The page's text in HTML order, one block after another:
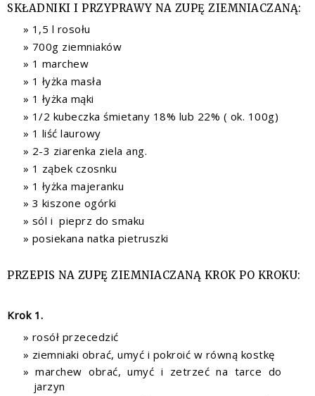
SKŁADNIKI I PRZYPRAWY NA ZUPĘ ZIEMNIACZANĄ:
1,5 l rosołu
700g ziemniaków
1 marchew
1 łyżka masła
1 łyżka mąki
1/2 kubeczka śmietany 18% lub 22% ( ok. 100g)
1 liść laurowy
2-3 ziarenka ziela ang.
1 ząbek czosnku
1 łyżka majeranku
3 kiszone ogórki
sól i pieprz do smaku
posiekana natka pietruszki
PRZEPIS NA ZUPĘ ZIEMNIACZANĄ KROK PO KROKU:
Krok 1.
rosół przecedzić
ziemniaki obrać, umyć i pokroić w równą kostkę
marchew obrać, umyć i zetrzeć na tarce do
jarzyn